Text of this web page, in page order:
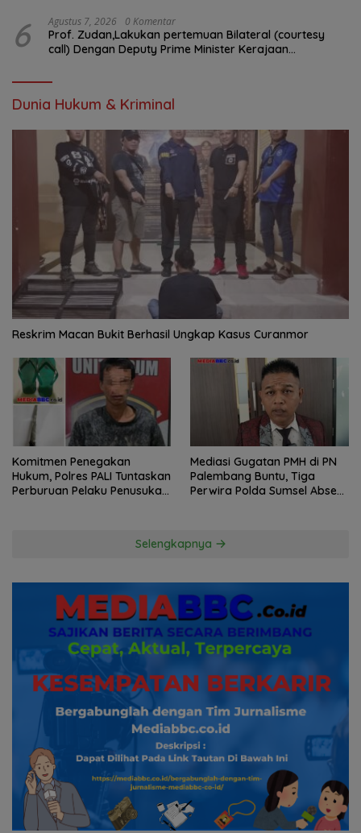
6 Agustus 7, 2026 0 Komentar
Prof. Zudan,Lakukan pertemuan Bilateral (courtesy
call) Dengan Deputy Prime Minister Kerajaan
Dunia Hukum & Kriminal
Reskrim Macan Bukit Berhasil Ungkap Kasus Curanmor
Komitmen Penegakan
Hukum, Polres PALI Tuntaskan
Perburuan Pelaku Penusukan
Mediasi Gugatan PMH di PN
Palembang Buntu, Tiga
Perwira Polda Sumsel Absen,
Selengkapnya